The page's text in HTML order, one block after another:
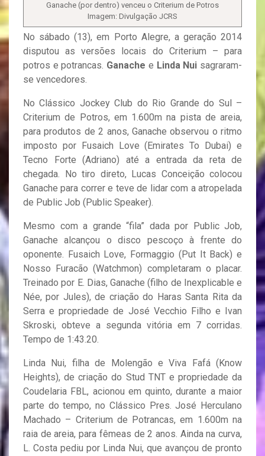
Ganache (por dentro) venceu o Criterium de Potros
Imagem: Divulgação JCRS
No sábado (13), em Porto Alegre, a geração 2014
disputou as versões locais do Criterium – para
potros e potrancas. Ganache e Linda Nui sagraram-
se vencedores.
No Clássico Jockey Club do Rio Grande do Sul –
Criterium de Potros, em 1.600m na pista de areia,
para produtos de 2 anos, Ganache observou o ritmo
imposto por Fusaich Love (Emirates To Dubai) e
Tecno Forte (Adriano) até a entrada da reta de
chegada. No tiro direto, Lucas Conceição colocou
Ganache para correr e teve de lidar com a atropelada
de Public Job (Public Speaker).
Mesmo com a grande “fila” dada por Public Job,
Ganache alcançou o disco pescoço à frente do
oponente. Fusaich Love, Formaggio (Put It Back) e
Nosso Furacão (Watchmon) completaram o placar.
Treinado por E. Dias, Ganache (filho de Inexplicable e
Née, por Jules), de criação do Haras Santa Rita da
Serra e propriedade de José Vecchio Filho e Ivan
Skroski, obteve a segunda vitória em 7 corridas.
Tempo de 1:43.20.
Linda Nui, filha de Molengão e Viva Fafá (Know
Heights), de criação do Stud TNT e propriedade da
Coudelaria FBL, acionou em quinto, durante a maior
parte do tempo, no Clássico Pres. José Herculano
Machado – Criterium de Potrancas, em 1.600m na
raia de areia, para fêmeas de 2 anos. Ainda na curva,
L. Costa pediu por Linda Nui, que avançou de pronto